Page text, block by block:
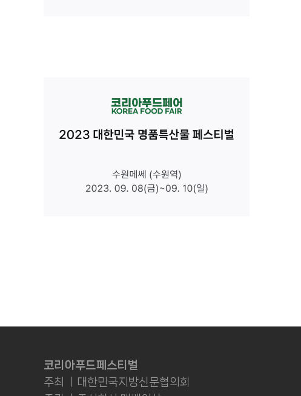
코리아푸드페스티벌
주최 ㅣ대한민국지방신문협의회